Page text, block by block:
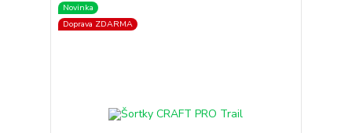
Novinka
Doprava ZDARMA